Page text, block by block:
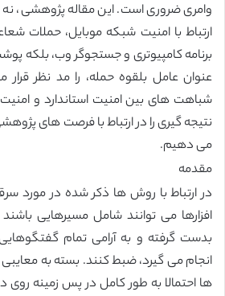
وامری ضروری است. این مقاله پژوهشی، نه
ارتباط با امنیت شبکه موبایل، حملات
برنامه کامپیوتری و جستجوگر وب، بلکه
عنوان عامل بلقوه حمله، را مد نظر
شباهت های بین امنیت استاندارد و
نتیجه گیری را در ارتباط با فرصت های
می دهیم.
مقدمه
در ارتباط با روش ها ذکر شده در مورد
افزارها می توانند شامل مسیرهایی
بدست گرفته و به آرامی تمام
انجام می گیرد، ضبط کنند. بسته به معایبی
ها احتمالا به طور کامل در پس زمینه روی